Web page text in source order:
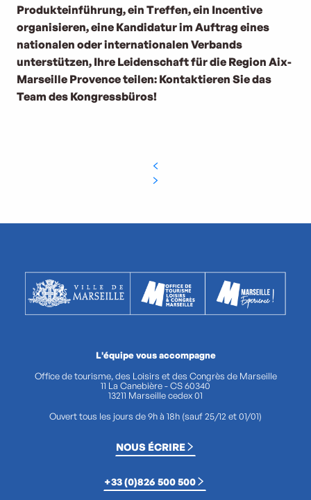
Produkteinführung, ein Treffen, ein Incentive
organisieren, eine Kandidatur im Auftrag eines
nationalen oder internationalen Verbands
unterstützen, Ihre Leidenschaft für die Region Aix-
Marseille Provence teilen: Kontaktieren Sie das
Team des Kongressbüros!
L'équipe vous accompagne
Office de tourisme, des Loisirs et des Congrès de Marseille
11 La Canebière - CS 60340
13211 Marseille cedex 01
Ouvert tous les jours de 9h à 18h (sauf 25/12 et 01/01)
NOUS ÉCRIRE
+33 (0)826 500 500